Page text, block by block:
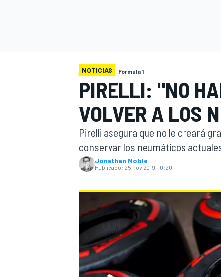
WEC FÓRMULA E
NOTICIAS Fórmula 1
PIRELLI: "NO
VOLVER A LOS
Pirelli asegura que no le creará
conservar los neumáticos
Jonathan Noble
Publicado: 25 nov 2019, 10:20